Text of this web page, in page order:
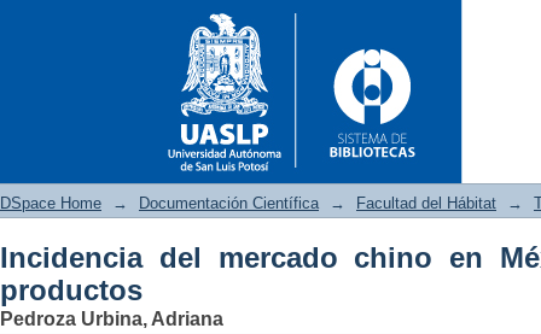
Incidencia del mercado
DSpace Home → Documentación Científica → Facultad del Hábitat →
Incidencia del mercado chino en
productos
Pedroza Urbina, Adriana